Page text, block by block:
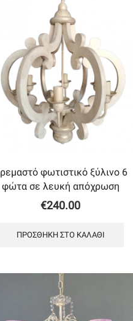
φωτιστικό ξύλινο 6
φώτα σε λευκή απόχρωση
€240.00
ΠΡΟΣΘΉΚΗ ΣΤΟ ΚΑΛΆΘΙ